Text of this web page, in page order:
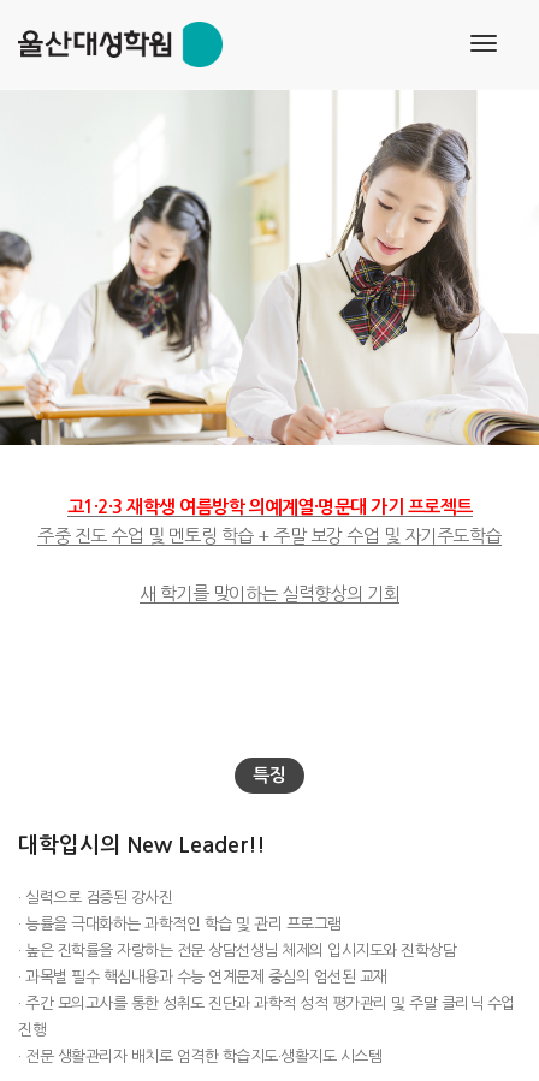
고1·2·3 재학생 여름방학 의예계열·명문대 가기 프로젝트
주중 진도 수업 및 멘토링 학습 + 주말 보강 수업 및 자기주도학습
새 학기를 맞이하는 실력향상의 기회
특징
대학입시의 New Leader!!
· 실력으로 검증된 강사진
· 능률을 극대화하는 과학적인 학습 및 관리 프로그램
· 높은 진학률을 자랑하는 전문 상담선생님 체제의 입시지도와 진학상담
· 과목별 필수 핵심내용과 수능 연계문제 중심의 엄선된 교재
· 주간 모의고사를 통한 성취도 진단과 과학적 성적 평가관리 및 주말 클리닉 수업
진행
· 전문 생활관리자 배치로 엄격한 학습지도·생활지도 시스템